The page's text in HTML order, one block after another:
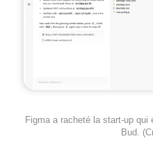
Figma a racheté la start-up
Bud.